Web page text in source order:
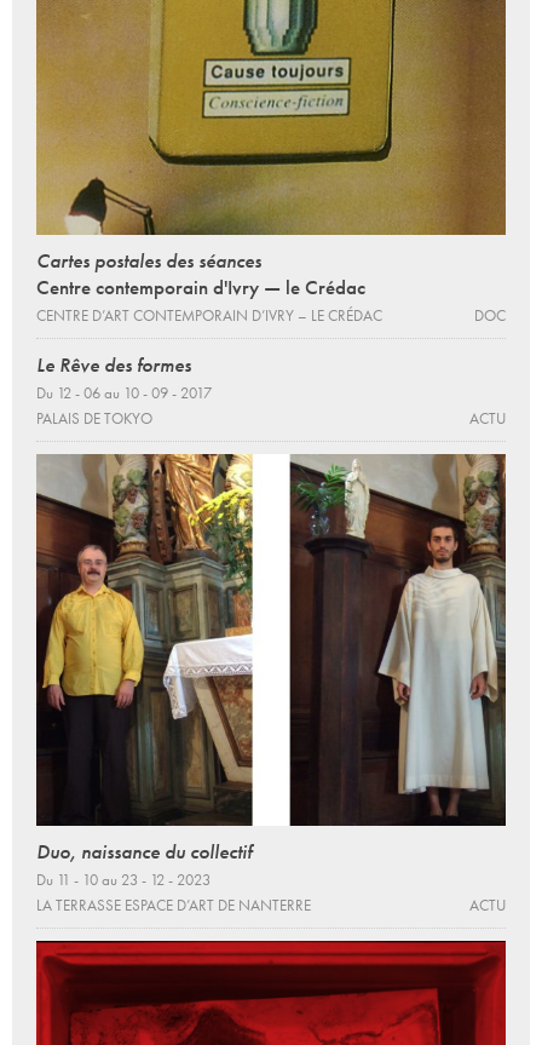
Cartes postales des séances
Centre contemporain d'Ivry — le Crédac
CENTRE D’ART CONTEMPORAIN D’IVRY – LE CRÉDAC DOC
Le Rêve des formes
Du 12 - 06 au 10 - 09 - 2017
PALAIS DE TOKYO
ACTU
Duo, naissance du collectif
Du 11 - 10 au 23 - 12 - 2023
LA TERRASSE ESPACE D’ART DE NANTERRE
ACTU